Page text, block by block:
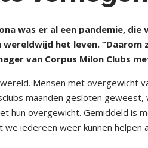
was er al een pandemie,
wereldwijd het leven.
van Corpus Milon Clubs
Mensen met overgewicht
maanden gesloten
hun overgewicht. Gemiddeld is
iedereen weer kunnen helpen